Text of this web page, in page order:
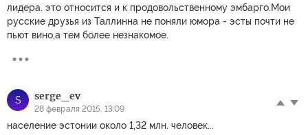
лидера. это относится и к продовольственному эмбарго.Мои
русские друзья из Таллинна не поняли юмора - эсты почти не
пьют вино,а тем более незнакомое.
S serge_ev
28 февраля 2015, 13:09
население эстонии около 1,32 млн. человек...